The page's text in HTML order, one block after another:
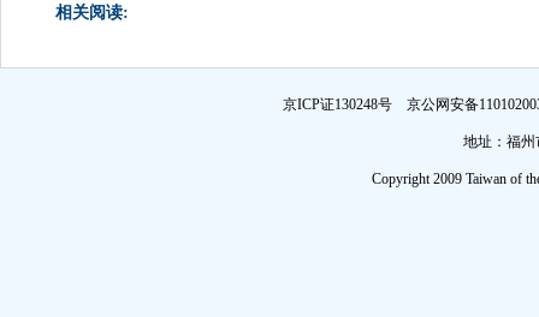
相关阅读:
京ICP证130248号 京公网安备
地址：福州
Copyright 2009 Taiwan of